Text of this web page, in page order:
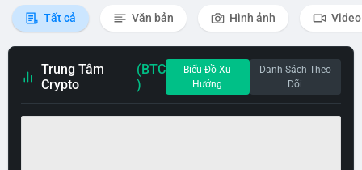
Tất cả Văn bản Hình ảnh Video
Trung Tâm
Crypto
(BTC
)
Biểu Đồ Xu
Hướng
Danh Sách Theo
Dõi